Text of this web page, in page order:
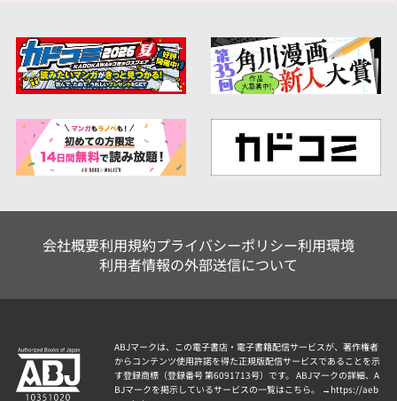
会社概要利用規約プライバシーポリシー利用環境
利用者情報の外部送信について
ABJマークは、この電子書店・電子書籍配信サービスが、著作権者
からコンテンツ使用許諾を得た正規版配信サービスであることを示
す登録商標（登録番号 第6091713号）です。 ABJマークの詳細、A
BJマークを掲示しているサービスの一覧はこちら。 → https://aeb